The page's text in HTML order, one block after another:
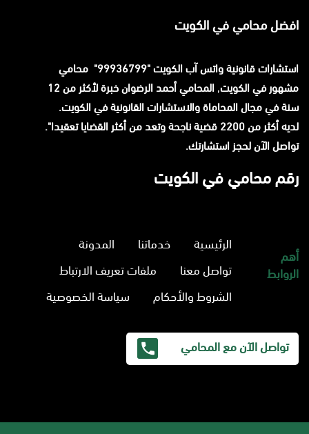
افضل محامي في الكويت
استشارات قانونيةواتس آب
الكويت "99936799" محامي
مشهور في الكويت, المحاميأحمد الرضوان
خبرة لأكثر من 12
سنة في مجال المحاماة والاستشارات القانونية في الكويت.
لديه أكثر من 2200 قضية ناجحة وتعد من أكثر القضايا تعقيدا".
تواصل الآن لحجز استشارتك.
رقم محامي في الكويت
أهم
الروابط
الرئيسية خدماتنا
المدونة
تواصل معنا
ملفات تعريف الارتباط
الشروط والأحكام
سياسة الخصوصية
تواصل الآن مع المحامي